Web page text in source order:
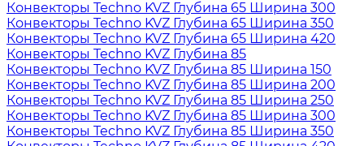
Конвекторы Techno KVZ Глубина 65 Ширина 300
Конвекторы Techno KVZ Глубина 65 Ширина 350
Конвекторы Techno KVZ Глубина 65 Ширина 420
Конвекторы Techno KVZ Глубина 85
Конвекторы Techno KVZ Глубина 85 Ширина 150
Конвекторы Techno KVZ Глубина 85 Ширина 200
Конвекторы Techno KVZ Глубина 85 Ширина 250
Конвекторы Techno KVZ Глубина 85 Ширина 300
Конвекторы Techno KVZ Глубина 85 Ширина 350